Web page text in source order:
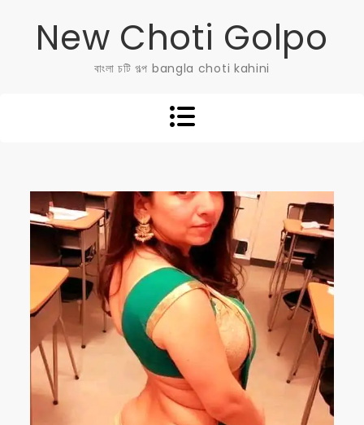
New Choti Golpo
বাংলা চটি গল্প bangla choti kahini